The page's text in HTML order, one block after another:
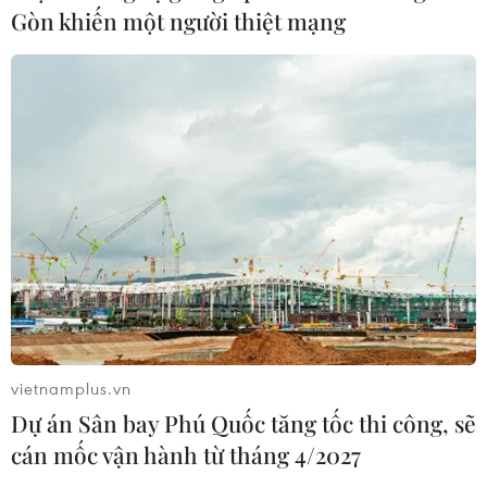
Doanh thu AI của Microsoft phụ
thuộc phần lớn vào đối tác OpenAI
Tây Ninh: Tạo điều kiện hình thành
doanh nghiệp công nghệ chiến lược
06/08/2026 04:45
Từ mở rộng số lượng đến nâng cao
chất lượng doanh nghiệp tư nhân ở
Tây Ninh
06/08/2026 04:23
Gòn khiến một người thiệt mạng
vietnamplus.vn
Dự án Sân bay Phú Quốc tăng tốc thi công, sẽ
cán mốc vận hành từ tháng 4/2027